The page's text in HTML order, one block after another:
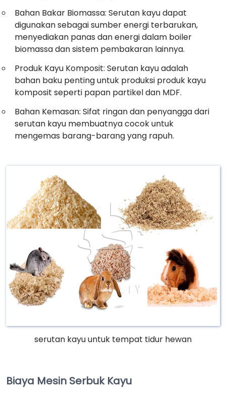
Bahan Bakar Biomassa: Serutan kayu dapat
digunakan sebagai sumber energi terbarukan,
menyediakan panas dan energi dalam boiler
biomassa dan sistem pembakaran lainnya.
Produk Kayu Komposit: Serutan kayu adalah
bahan baku penting untuk produksi produk kayu
komposit seperti papan partikel dan MDF.
Bahan Kemasan: Sifat ringan dan penyangga dari
serutan kayu membuatnya cocok untuk
mengemas barang-barang yang rapuh.
serutan kayu untuk tempat tidur hewan
Biaya Mesin Serbuk Kayu